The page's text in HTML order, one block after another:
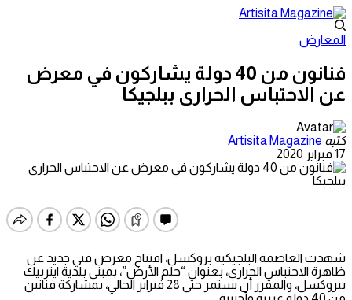
المعارض
فنانون من 40 دولة يشاركون في معرض
عن الاحتباس الحرارى ببلجيكا
كتبه Artisita Magazine
17 فبراير 2020
شهدت العاصمة البلجيكية بروكسل، افتتاح معرض فني جديد عن
ظاهرة الاحتباس الحراري، بعنوان “حلم الأرض”، بمبنى بلدية ايتربيك
ببروكسل، والمقرر أن يستمر حتى 28 فبراير الحالي، بمشاركة فنانين